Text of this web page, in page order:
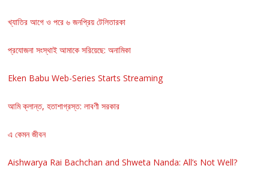
খ্যাতির আগে ও পরে ৬ জনপ্রিয় টেলিতারকা
প্রযোজনা সংস্থাই আমাকে সরিয়েছে: অনামিকা
Eken Babu Web-Series Starts Streaming
আমি ক্লান্ত, হতাশাগ্রস্ত: লাবণী সরকার
এ কেমন জীবন
Aishwarya Rai Bachchan and Shweta Nanda: All’s Not Well?